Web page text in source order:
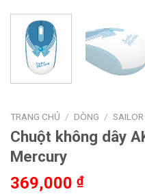
TRANG CHỦ / DÒNG /
Chuột không dây
Mercury
369,000 ₫